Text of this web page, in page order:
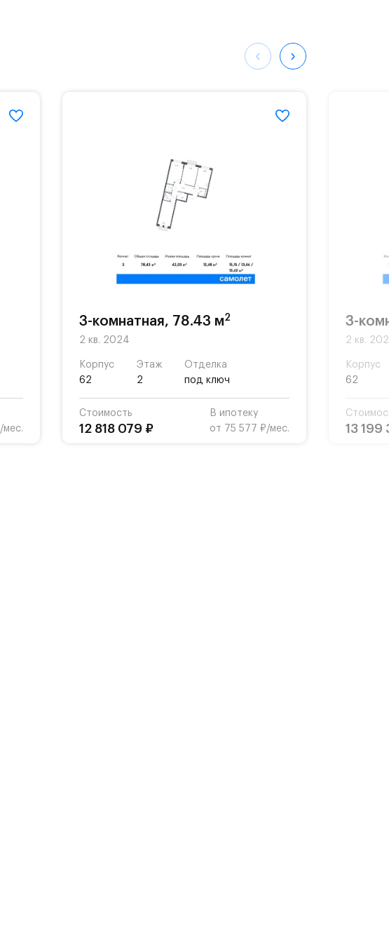
одарённых
мес.
3-комнатная, 78.43 м2
2 кв. 2024
Корпус
62
Этаж
2
Отделка
под ключ
Стоимость
12 818 079 ₽
В ипотеку
от 75 577 ₽/мес.
3-
2 кв.
Корпус
62
13 199